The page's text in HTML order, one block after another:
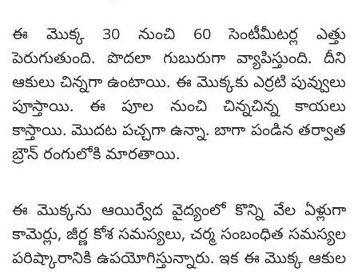
ఈ మొక్క 30 నుంచి 60 సెంటీమీటర్ల ఎత్తు
పెరుగుతుంది. పొదలా గుబురుగా వ్యాపిస్తుంది. దీని
ఆకులు చిన్నగా ఉంటాయి. ఈ మొక్కకు ఎర్రటి పువ్వులు
పూస్తాయి. ఈ పూల నుంచి చిన్నచిన్న కాయలు
కాస్తాయి. మొదట పచ్చగా ఉన్నా. బాగా పండిన తర్వాత
బ్రౌన్ రంగులోకి మారతాయి.
ఈ మొక్కను ఆయిర్వేద వైద్యంలో కొన్ని వేల ఏళ్లుగా
కామెర్లు, జీర్ణ కోశ సమస్యలు, చర్మ సంబంధిత సమస్యల
పరిష్కారానికి ఉపయోగిస్తున్నారు. ఇక ఈ మొక్క ఆకుల